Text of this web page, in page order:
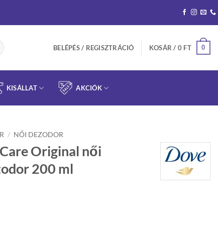
BELÉPÉS / REGISZTRÁCIÓ KOSÁR / 0 FT 0
KISÁLLAT AKCIÓK
/ NŐI DEZODOR
Original női
200 ml